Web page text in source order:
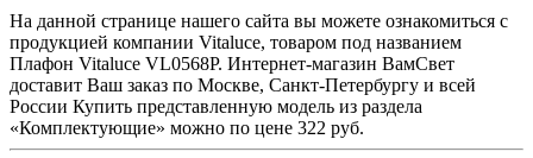
На данной странице нашего сайта вы можете ознакомиться с
продукцией компании Vitaluce, товаром под названием
Плафон Vitaluce VL0568P. Интернет-магазин ВамСвет
доставит Ваш заказ по Москве, Санкт-Петербургу и всей
России Купить представленную модель из раздела
«Комплектующие» можно по цене 322 руб.